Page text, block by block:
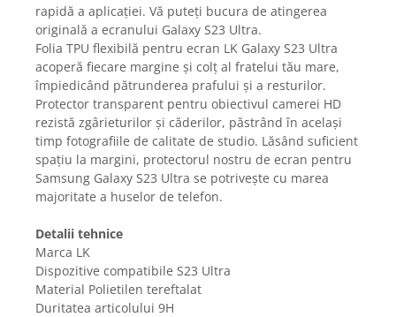
Jucarii, Copii & Bebe
Camera copilului
Hrana bebelusi
Igiena si ingrijire
Jucarii si Jocuri
Maternitate
Petshop
Accesorii animale de companie
Castroane si adapatori animale
Igiena animale de companie
Mobila si transport animale de
companie
rapidă a aplicației. Vă puteți bucura de atingerea
originală a ecranului Galaxy S23 Ultra.
Folia TPU flexibilă pentru ecran LK Galaxy S23 Ultra
acoperă fiecare margine și colț al fratelui tău mare,
împiedicând pătrunderea prafului și a resturilor.
Protector transparent pentru obiectivul camerei HD
rezistă zgârieturilor și căderilor, păstrând în același
timp fotografiile de calitate de studio. Lăsând suficient
spațiu la margini, protectorul nostru de ecran pentru
Samsung Galaxy S23 Ultra se potrivește cu marea
majoritate a huselor de telefon.
Detalii tehnice
Marca LK
Dispozitive compatibile S23 Ultra
Material Polietilen tereftalat
Duritatea articolului 9H